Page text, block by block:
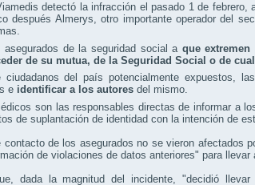
detectó la infracción el pasado 1 de febrero,
después Almerys, otro importante operador del
de la seguridad social a que
de su mutua, de la Seguridad Social o de
del país potencialmente expuestos,
e identificar a los autores del mismo.
son las responsables directas de informar a
de suplantación de identidad con la intención de
contacto de los asegurados no se vieron afectados
de violaciones de datos anteriores" para llevar
dada la magnitud del incidente, "decidió